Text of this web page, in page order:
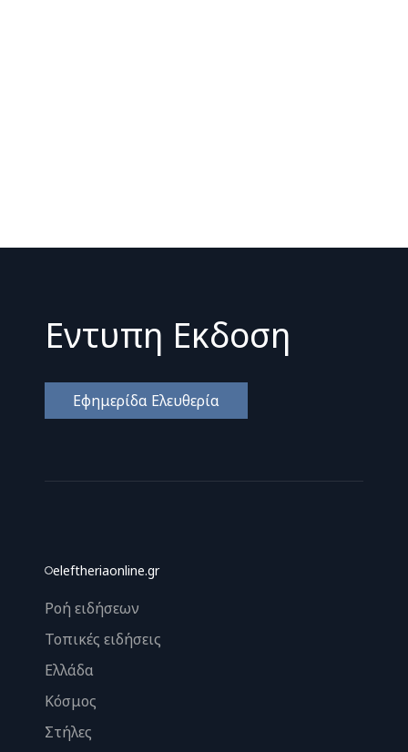
Εντυπη Εκδοση
Εφημερίδα Ελευθερία
eleftheriaonline.gr
Ροή ειδήσεων
Τοπικές ειδήσεις
Ελλάδα
Κόσμος
Στήλες